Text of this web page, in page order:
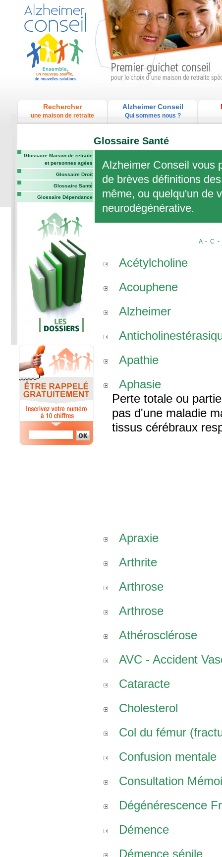
Rechercher
une maison de retraite
Alzheimer Conseil
Qui sommes nous ?
Glossaire Santé
Glossaire Maison de retraite
et personnes agées
Glossaire Droit
Glossaire Santé
Glossaire Dépendance
Alzheimer Conseil vous
de brèves définitions
même, ou quelqu'un de
neurodégénérative.
A- C -
Acétylcholine
Acouphene
Alzheimer
Apathie
Aphasie
Perte totale ou
pas d'une maladie
tissus cérébraux
Apraxie
Arthrite
Arthrose
Arthrose
Athérosclérose
AVC - Accident
Cataracte
Cholesterol
Col du fémur
Confusion mentale
Consultation
Dégénérescence
Démence
Démence sénile